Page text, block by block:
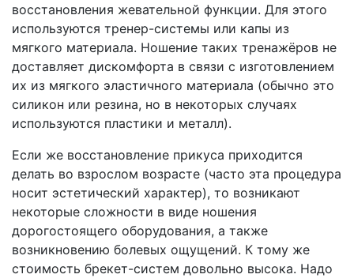
восстановления жевательной функции. Для этого
используются тренер-системы или капы из
мягкого материала. Ношение таких тренажёров не
доставляет дискомфорта в связи с изготовлением
их из мягкого эластичного материала (обычно это
силикон или резина, но в некоторых случаях
используются пластики и металл).
Если же восстановление прикуса приходится
делать во взрослом возрасте (часто эта процедура
носит эстетический характер), то возникают
некоторые сложности в виде ношения
дорогостоящего оборудования, а также
возникновению болевых ощущений. К тому же
стоимость брекет-систем довольно высока. Надо